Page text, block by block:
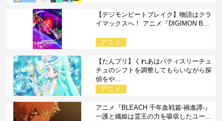
【デジモンビートブレイク】物語はクラ
イマックスへ！ アニメ『DIGIMON B...
アニメ
【たんプリ】くれあはパティスリーチュ
チュのシフトを調整してもらいながら探
偵をや...
アニメ
アニメ『BLEACH 千年血戦篇-禍進譚-』
一護と織姫は霊王の力を吸収したユー...